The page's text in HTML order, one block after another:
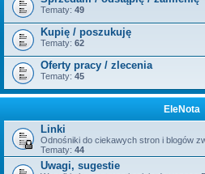
Tematy: 49
Kupię / poszukuję
Tematy: 62
Oferty pracy / zlecenia
Tematy: 45
EleNota
Linki
Odnośniki do ciekawych stron i blogów
Tematy: 44
Uwagi, sugestie